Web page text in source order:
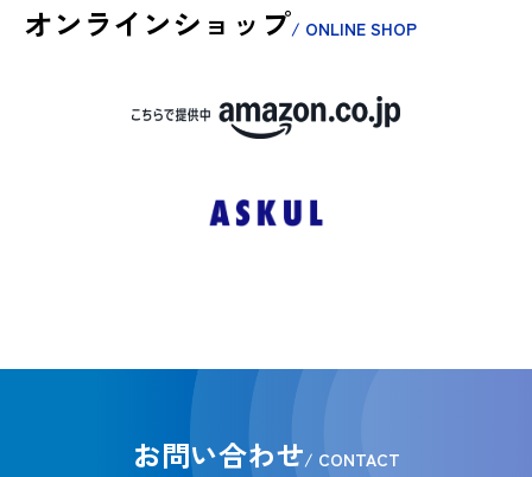
オンラインショップ/ ONLINE SHOP
お問い合わせ/ CONTACT